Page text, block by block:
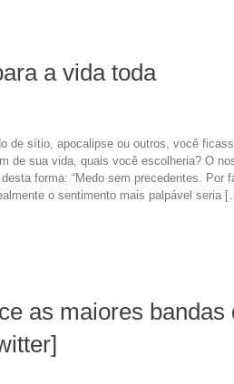
a vida toda
de sítio, apocalipse ou outros, você
de sua vida, quais você escolheria? O
forma: “Medo sem precedentes. Por
o sentimento mais palpável seria
as maiores bandas